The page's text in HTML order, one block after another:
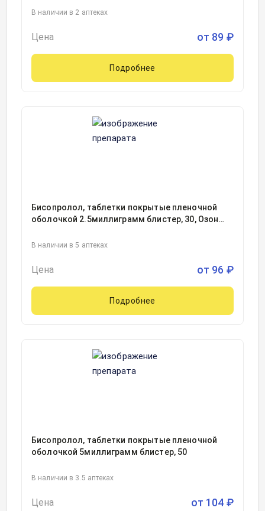
В наличии в 2 аптеках
Цена от 89 ₽
Подробнее
Бисопролол, таблетки покрытые пленочной
оболочкой 2.5миллиграмм блистер, 30, Озон
В наличии в 5 аптеках
Цена от 96 ₽
Подробнее
Бисопролол, таблетки покрытые пленочной
оболочкой 5миллиграмм блистер, 50
В наличии в 3.5 аптеках
Цена от 104 ₽